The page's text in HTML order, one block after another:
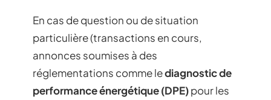
En cas de question ou de situation
particulière (transactions en cours,
annonces soumises à des
réglementations comme lediagnostic de
performance énergétique (DPE)pour les